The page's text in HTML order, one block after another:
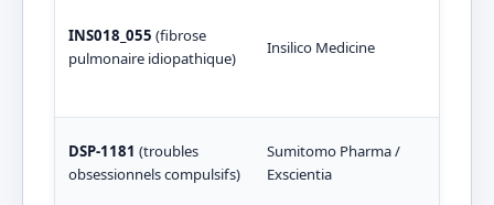
INS018_055 (fibrose
pulmonaire idiopathique)
Insilico Medicine
DSP-1181 (troubles
obsessionnels compulsifs)
Sumitomo Pharma /
Exscientia